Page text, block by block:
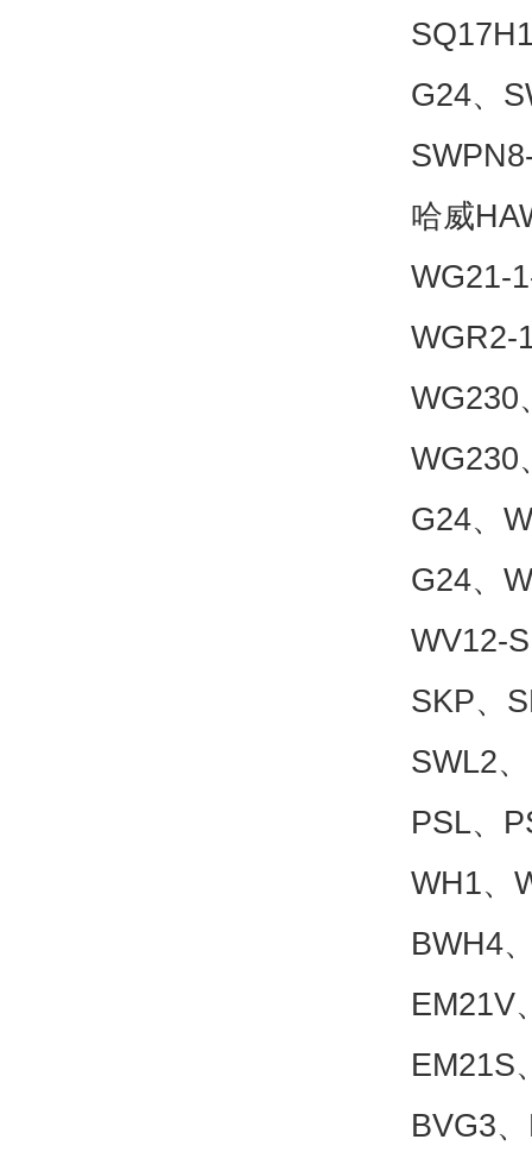
G24、
哈威
WG21-
WGR2-
WG230
WG230
G24、
G24、
WV12-
SKP、
SWL2
PSL、
WH1、
BWH4
EM21V
EM21S
BVG3